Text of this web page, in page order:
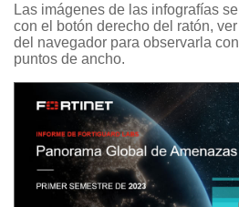
Las imágenes de las infografías
con el botón derecho del ratón,
del navegador para observarla
puntos de ancho.